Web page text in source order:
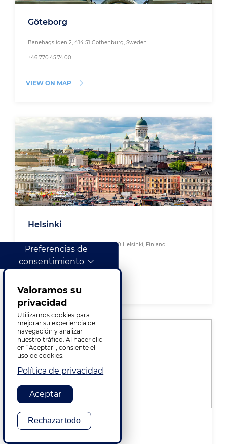
Göteborg
Banehagsliden 2, 414 51 Gothenburg, Sweden
+46 770.45.74.00
VIEW ON MAP
Helsinki
Elimäenkatu 15, Fifth Floor, FI-00510 Helsinki, Finland
+358 10.346.75.00
VIEW ON MAP
Preferencias de
consentimiento
Valoramos su
privacidad
Utilizamos cookies para
mejorar su experiencia de
navegación y analizar
nuestro tráfico. Al hacer clic
en “Aceptar”, consiente el
uso de cookies.
Política de privacidad
Aceptar
Rechazar todo